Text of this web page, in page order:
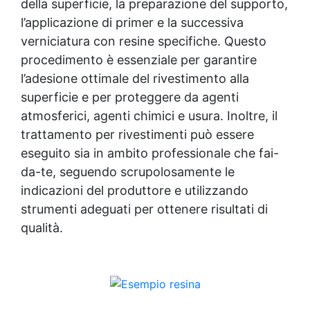
della superficie, la preparazione del supporto,
l’applicazione di primer e la successiva
verniciatura con resine specifiche. Questo
procedimento è essenziale per garantire
l’adesione ottimale del rivestimento alla
superficie e per proteggere da agenti
atmosferici, agenti chimici e usura. Inoltre, il
trattamento per rivestimenti può essere
eseguito sia in ambito professionale che fai-
da-te, seguendo scrupolosamente le
indicazioni del produttore e utilizzando
strumenti adeguati per ottenere risultati di
qualità.